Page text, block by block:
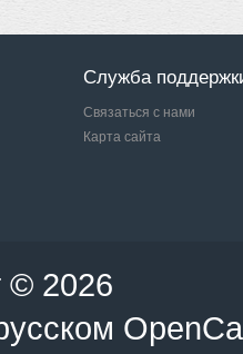
Служба
Связаться с нами
Карта сайта
© 2026